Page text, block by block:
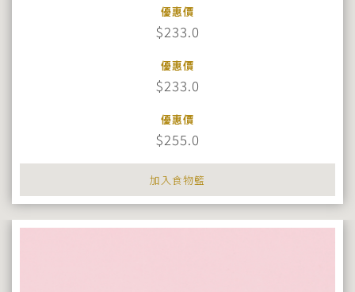
優惠價
$233.0
優惠價
$233.0
優惠價
$255.0
加入食物籃